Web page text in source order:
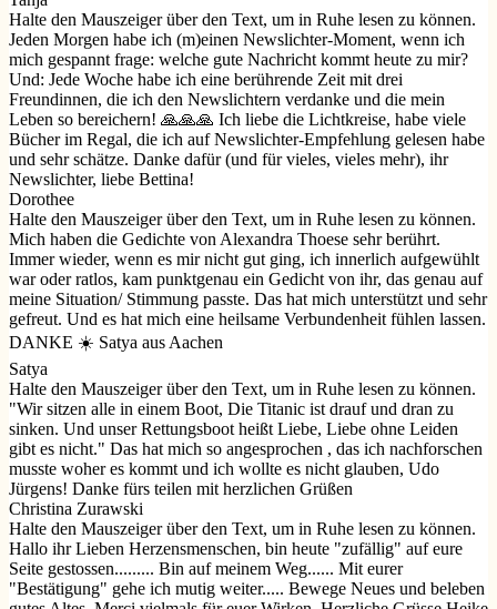
Halte den Mauszeiger über den Text, um in Ruhe lesen zu können.
Jeden Morgen habe ich (m)einen Newslichter-Moment, wenn ich
mich gespannt frage: welche gute Nachricht kommt heute zu mir?
Und: Jede Woche habe ich eine berührende Zeit mit drei
Freundinnen, die ich den Newslichtern verdanke und die mein
Leben so bereichern! 🙏🙏🙏 Ich liebe die Lichtkreise, habe viele
Bücher im Regal, die ich auf Newslichter-Empfehlung gelesen habe
und sehr schätze. Danke dafür (und für vieles, vieles mehr), ihr
Newslichter, liebe Bettina!
Dorothee
Halte den Mauszeiger über den Text, um in Ruhe lesen zu können.
Mich haben die Gedichte von Alexandra Thoese sehr berührt.
Immer wieder, wenn es mir nicht gut ging, ich innerlich aufgewühlt
war oder ratlos, kam punktgenau ein Gedicht von ihr, das genau auf
meine Situation/ Stimmung passte. Das hat mich unterstützt und sehr
gefreut. Und es hat mich eine heilsame Verbundenheit fühlen lassen.
DANKE ☀️ Satya aus Aachen
Satya
Halte den Mauszeiger über den Text, um in Ruhe lesen zu können.
"Wir sitzen alle in einem Boot, Die Titanic ist drauf und dran zu
sinken. Und unser Rettungsboot heißt Liebe, Liebe ohne Leiden
gibt es nicht." Das hat mich so angesprochen , das ich nachforschen
musste woher es kommt und ich wollte es nicht glauben, Udo
Jürgens! Danke fürs teilen mit herzlichen Grüßen
Christina Zurawski
Halte den Mauszeiger über den Text, um in Ruhe lesen zu können.
Hallo ihr Lieben Herzensmenschen, bin heute "zufällig" auf eure
Seite gestossen......... Bin auf meinem Weg...... Mit eurer
"Bestätigung" gehe ich mutig weiter..... Bewege Neues und beleben